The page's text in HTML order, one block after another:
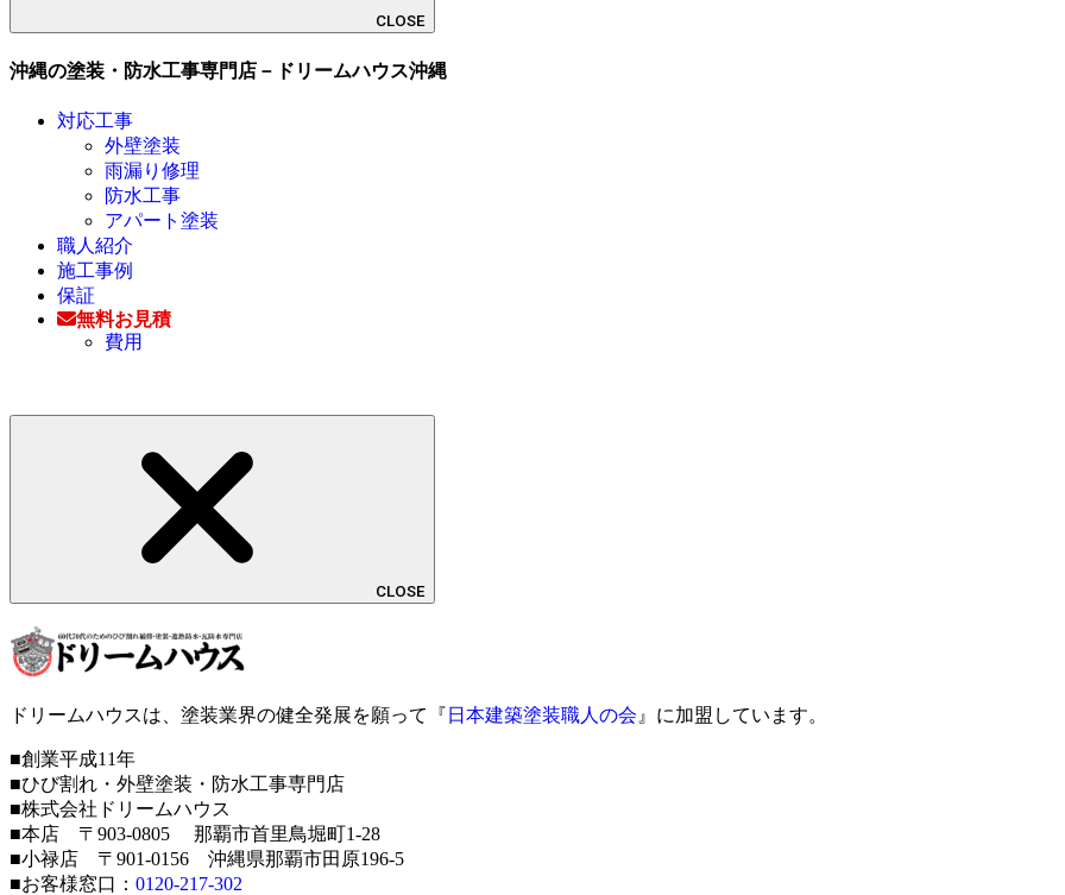
CLOSE
沖縄の塗装・防水工事専門店－ドリームハウス沖縄
対応工事
外壁塗装
雨漏り修理
防水工事
アパート塗装
職人紹介
施工事例
保証
無料お見積
費用
CLOSE
ドリームハウスは、塗装業界の健全発展を願って『 日本建築塗装職人の会 』に加盟しています。
■創業平成11年
■ひび割れ・外壁塗装・防水工事専門店
■株式会社ドリームハウス
■本店 〒903-0805 那覇市首里鳥堀町1-28
■小禄店 〒901-0156 沖縄県那覇市田原196-5
■お客様窓口： 0120-217-302